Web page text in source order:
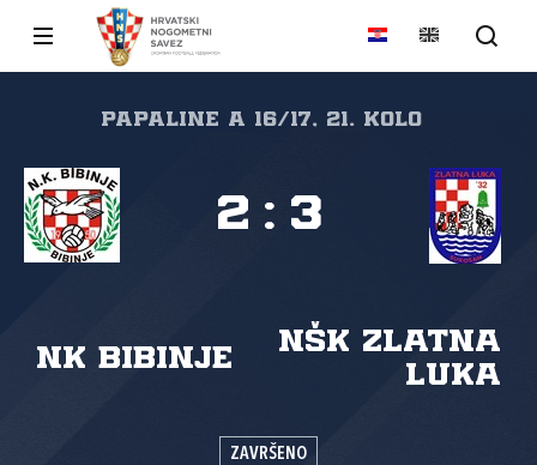
papaline A 16/17, 21. kolo
NK Bibinje
NŠK Zlatna
luka
2 : 3
ZAVRŠENO